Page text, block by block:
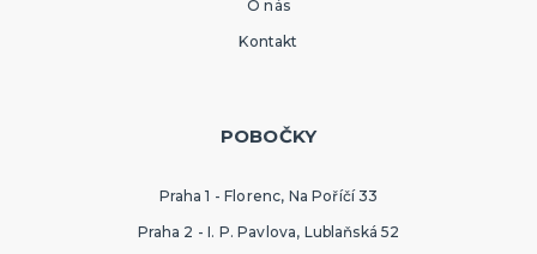
O nás
Kontakt
POBOČKY
Praha 1 - Florenc, Na Poříčí 33
Praha 2 - I. P. Pavlova, Lublaňská 52